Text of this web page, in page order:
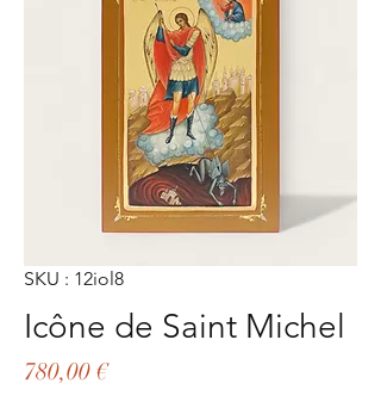
SKU : 12iol8
Icône de Saint Michel
780,00 €Prix